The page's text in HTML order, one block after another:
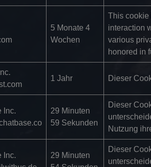
5 Monate 4
Wochen
This cookie
interaction
various
honored in
1 Jahr Dieser
Inc.
29 Minuten
59 Sekunden
Dieser
Nutzung
Inc.
29 Minuten
Dieser